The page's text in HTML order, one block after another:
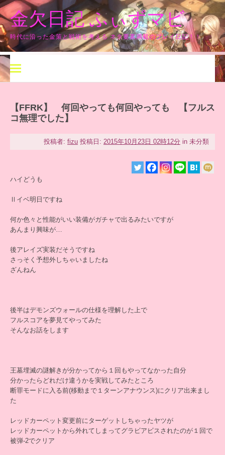
コ
ン
テ
ン
ツ
へ
ス
キ
ッ
金欠日記 ふぃずマビ
時代に沿った金策と戦術を考える ネタ要素満載のプレイ日記！！
【FFRK】 何回やっても何回やっても 【フルス
コ無理でした】
投稿者: fizu 投稿日: 2015年10月23日 02時12分 in 未分類
ハイどうも
Ⅱイベ明日ですね
何か色々と性能がいい装備がガチャで出るみたいですが
あんまり興味が…
後アレイズ実装だそうですね
さっそく予想外しちゃいましたね
ざんねん
後半はデモンズウォールの仕様を理解した上で
フルスコアを夢見てやってみた
そんなお話をします
王墓埋滅の謎解きが分かってから１回もやってなかった自分
分かったらどれだけ違うかを実戦してみたところ
断罪モードに入る前(移動まで１ターンアナウンス)にクリア出来まし
た
レッドカーペット変更前にターゲットしちゃったヤツが
レッドカーペットから外れてしまってグラビアビスされたのが１回で
被弾-2でクリア